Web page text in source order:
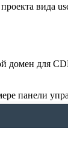
домен для
панели